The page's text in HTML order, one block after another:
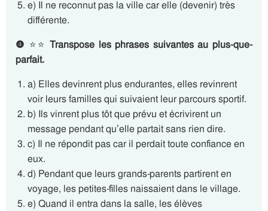
e) Il ne reconnut pas la ville car elle (devenir) très
différente.
❹ ⭐⭐ Transpose les phrases suivantes au plus-que-
parfait.
a) Elles devinrent plus endurantes, elles revinrent
voir leurs familles qui suivaient leur parcours sportif.
b) Ils vinrent plus tôt que prévu et écrivirent un
message pendant qu’elle partait sans rien dire.
c) Il ne répondit pas car il perdait toute confiance en
eux.
d) Pendant que leurs grands-parents partirent en
voyage, les petites-filles naissaient dans le village.
e) Quand il entra dans la salle, les élèves